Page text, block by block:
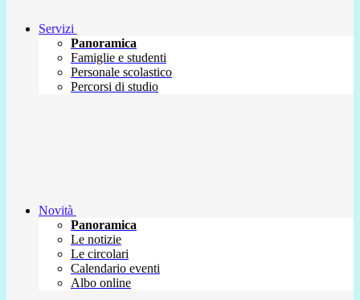
Servizi
Panoramica
Famiglie e studenti
Personale scolastico
Percorsi di studio
Novità
Panoramica
Le notizie
Le circolari
Calendario eventi
Albo online